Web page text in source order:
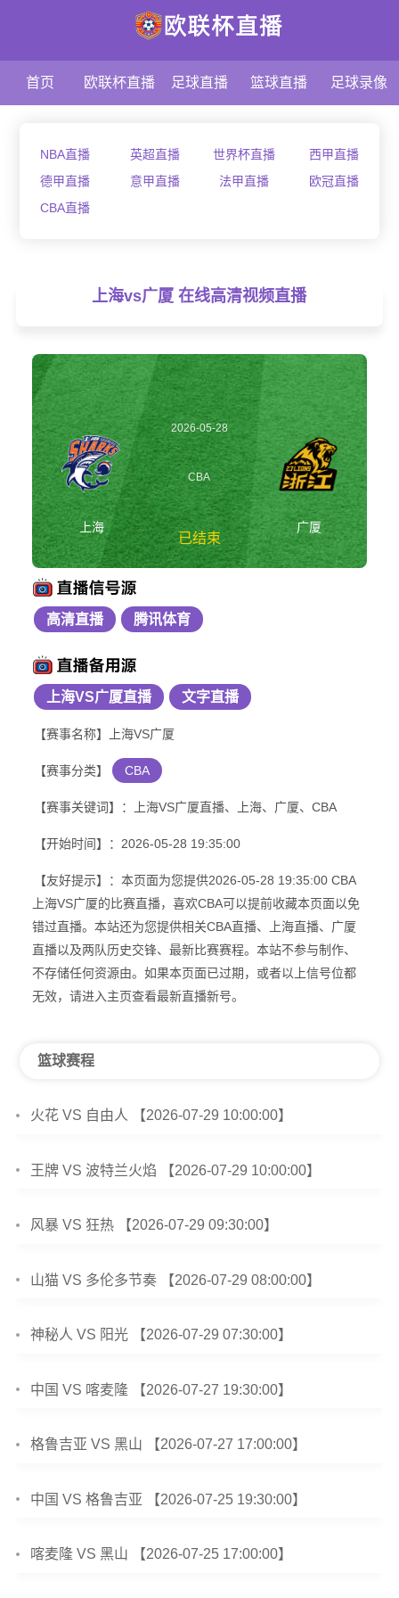
首页 欧联杯直播 足球直播 篮球直播 足球录像
NBA直播 英超直播 世界杯直播
西甲直播
德甲直播
意甲直播 法甲直播
欧冠直播
CBA直播
上海vs广厦 在线高清视频直播
上海
2026-05-28
19:35:00
CBA
已结束
广厦
高清直播 腾讯体育
上海VS广厦直播 文字直播
【赛事名称】上海VS广厦
【赛事分类】 CBA
【赛事关键词】：上海VS广厦直播、上海、广厦、CBA
【开始时间】：2026-05-28 19:35:00
【友好提示】：本页面为您提供2026-05-28 19:35:00 CBA
上海VS广厦的比赛直播，喜欢CBA可以提前收藏本页面以免
错过直播。本站还为您提供相关CBA直播、上海直播、广厦
直播以及两队历史交锋、最新比赛赛程。本站不参与制作、
不存储任何资源由。如果本页面已过期，或者以上信号位都
无效，请进入主页查看最新直播新号。
篮球赛程
火花 VS 自由人 【2026-07-29 10:00:00】
王牌 VS 波特兰火焰 【2026-07-29 10:00:00】
风暴 VS 狂热 【2026-07-29 09:30:00】
山猫 VS 多伦多节奏 【2026-07-29 08:00:00】
神秘人 VS 阳光 【2026-07-29 07:30:00】
中国 VS 喀麦隆 【2026-07-27 19:30:00】
格鲁吉亚 VS 黑山 【2026-07-27 17:00:00】
中国 VS 格鲁吉亚 【2026-07-25 19:30:00】
喀麦隆 VS 黑山 【2026-07-25 17:00:00】